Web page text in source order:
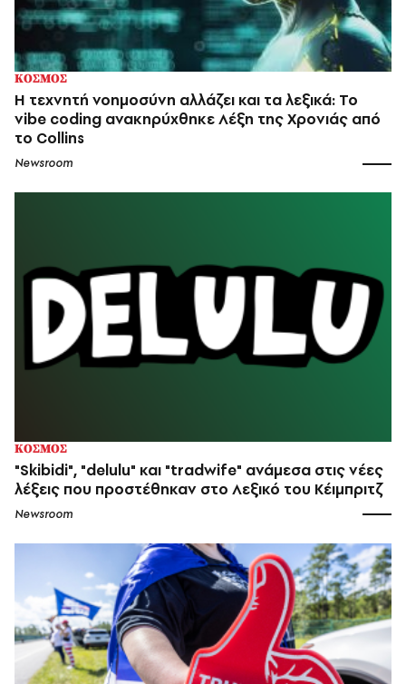
ΚΟΣΜΟΣ
Η τεχνητή νοημοσύνη αλλάζει και τα λεξικά: Το
vibe coding ανακηρύχθηκε Λέξη της Χρονιάς από
το Collins
Newsroom
ΚΟΣΜΟΣ
"Skibidi", "delulu" και "tradwife" ανάμεσα στις νέες
λέξεις που προστέθηκαν στο Λεξικό του Κέιμπριτζ
Newsroom